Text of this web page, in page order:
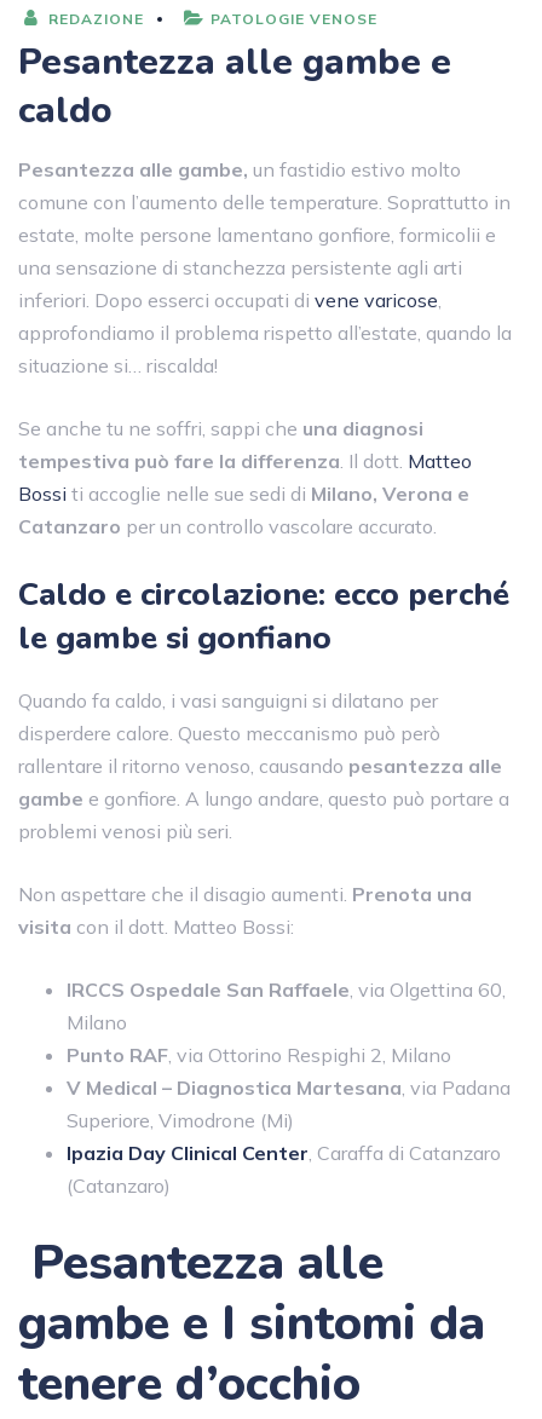
REDAZIONE PATOLOGIE VENOSE
Pesantezza alle gambe e
caldo
Pesantezza alle gambe, un fastidio estivo molto
comune con l’aumento delle temperature. Soprattutto in
estate, molte persone lamentano gonfiore, formicolii e
una sensazione di stanchezza persistente agli arti
inferiori. Dopo esserci occupati di vene varicose,
approfondiamo il problema rispetto all’estate, quando la
situazione si… riscalda!
Se anche tu ne soffri, sappi che una diagnosi
tempestiva può fare la differenza. Il dott. Matteo
Bossi ti accoglie nelle sue sedi di Milano, Verona e
Catanzaro per un controllo vascolare accurato.
Caldo e circolazione: ecco perché
le gambe si gonfiano
Quando fa caldo, i vasi sanguigni si dilatano per
disperdere calore. Questo meccanismo può però
rallentare il ritorno venoso, causando pesantezza alle
gambe e gonfiore. A lungo andare, questo può portare a
problemi venosi più seri.
Non aspettare che il disagio aumenti. Prenota una
visita con il dott. Matteo Bossi:
IRCCS Ospedale San Raffaele, via Olgettina 60,
Milano
Punto RAF, via Ottorino Respighi 2, Milano
V Medical – Diagnostica Martesana, via Padana
Superiore, Vimodrone (Mi)
Ipazia Day Clinical Center, Caraffa di Catanzaro
(Catanzaro)
Pesantezza alle
gambe e I sintomi da
tenere d’occhio